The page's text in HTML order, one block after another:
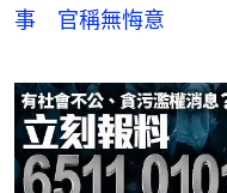
事 官稱無悔意